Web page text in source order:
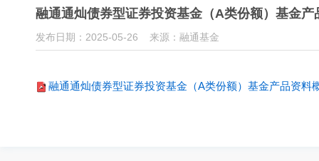
融通通灿债券型证券投资基金（A类份额）基金
发布日期：2025-05-26 来源：融通基金
融通通灿债券型证券投资基金（A类份额）基金产品资料